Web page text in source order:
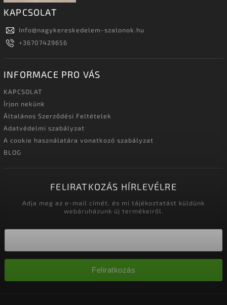
KAPCSOLAT
Info@nagykereskedelem-szalonok.hu
+36707429656
INFORMACE PRO VÁS
KAPCSOLAT
Írjon nekünk
Általános Szerződési Feltételek
Adatvédelmi szabályzat
A cookie használatára vonatkozó szabályzat
BLOG
FELIRATKOZÁS HÍRLEVÉLRE
Adja meg az e-mail címét, és mi tájékoztatást küldünk
webáruházunk új termékeiről.
Feliratkozás